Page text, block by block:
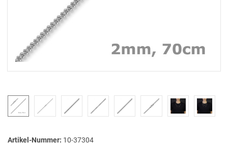
Artikel-Nummer: 10-37304